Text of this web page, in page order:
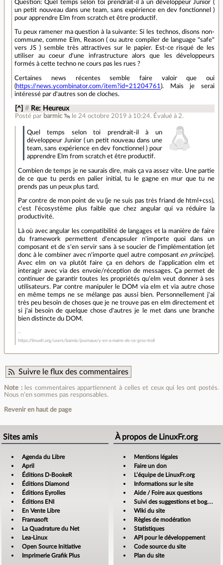
Question: Quel temps selon toi prendrait-il à un développeur Junior (
un petit nouveau dans une team, sans expérience en dev fonctionnel )
pour apprendre Elm from scratch et être productif.
Tu peux ramener ma question à la suivante: Si les technos, disons non-
commune, comme Elm, Reason ( ou autre compiler de language "safe"
vers JS ) semble très attractives sur le papier. Est-ce risqué de les
utiliser au coeur d'une infrastructure alors que les développeurs
formés à cette techno ne cours pas les rues ?
Certaines news récentes semble faire valoir que oui
(https://news.ycombinator.com/item?id=21204761). Mais je serai
intéressé par d'autres son de cloches.
[^] # Re: Heureux
Posté par barmic 🦦 le 24 octobre 2019 à 10:24. Évalué à 2.
Quel temps selon toi prendrait-il à un
développeur Junior ( un petit nouveau dans une
team, sans expérience en dev fonctionnel ) pour
apprendre Elm from scratch et être productif.
Combien de temps je ne saurais dire, mais ça va assez vite. Une partie
de ce que tu perds en palier initial, tu le gagne en mur que tu ne
prends pas un peux plus tard.
Par contre de mon point de vu (je ne suis pas très friand de html+css),
c'est l'écosystème plus faible que chez angular qui va réduire la
productivité.
Là où avec angular les compatibilité de langages et la manière de faire
du framework permettent d'encapsuler n'importe quoi dans un
composant et de s'en servir sans à se soucier de l'implémentation (et
donc à le combiner avec n'importe quel autre composant en principe).
Avec elm on va plutôt faire ça en dehors de l'application elm et
interagir avec via des envoie/réception de messages. Ça permet de
continuer de garantir toutes les propriétés qu'elm veut donner à ses
utilisateurs. Par contre manipuler le DOM via elm et via autre chose
en même temps ne se mélange pas aussi bien. Personnellement j'ai
très peu besoin de choses que je ne trouve pas en elm directement et
si j'ai besoin de quelque chose d'autres je le met dans une branche
bien distincte du DOM.
https://linuxfr.org/users/barmic/journaux/y-en-a-marre-de-ce-gros-troll
Suivre le flux des commentaires
Note :les commentaires appartiennent à celles et ceux qui les ont postés.
Nous n’en sommes pas responsables.
Revenir en haut de page
Sites amis
Agenda du Libre
April
Éditions D-BookeR
Éditions Diamond
Éditions Eyrolles
Éditions ENI
En Vente Libre
Framasoft
La Quadrature du Net
Lea-Linux
Open Source Initiative
Imprimerie Grafik Plus
À propos de LinuxFr.org
Mentions légales
Faire un don
L’équipe de LinuxFr.org
Informations sur le site
Aide / Foire aux questions
Suivi des suggestions et bogues
Wiki du site
Règles de modération
Statistiques
API pour le développement
Code source du site
Plan du site